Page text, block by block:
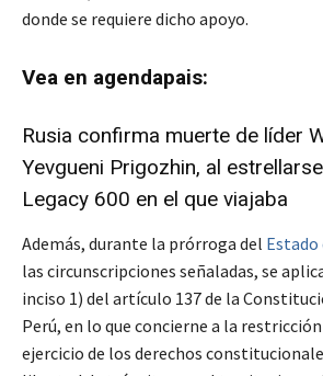
donde se requiere dicho apoyo.
Vea en agendapais:
Rusia confirma muerte de líder
Yevgueni Prigozhin, al
Legacy 600 en el que viajaba
Además, durante la prórroga del Estado
las circunscripciones señaladas, se
inciso 1) del artículo 137 de la
Perú, en lo que concierne a la
ejercicio de los derechos